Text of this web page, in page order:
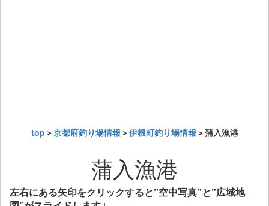
top ＞京都府釣り場情報 ＞伊根町釣り場情報 ＞蒲入漁港
蒲入漁港
左右にある矢印をクリックすると”空中写真”と”広域地